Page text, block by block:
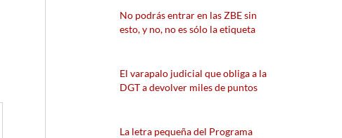
No podrás entrar en las ZBE sin
esto, y no, no es sólo la etiqueta
El varapalo judicial que obliga a la
DGT a devolver miles de puntos
La letra pequeña del Programa